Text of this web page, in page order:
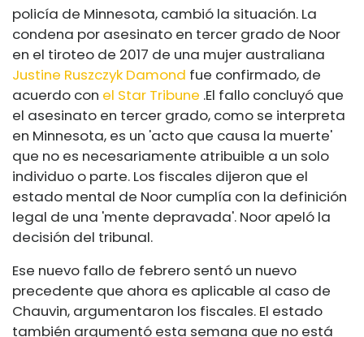
policía de Minnesota, cambió la situación. La
condena por asesinato en tercer grado de Noor
en el tiroteo de 2017 de una mujer australiana
Justine Ruszczyk Damond fue confirmado, de
acuerdo con el Star Tribune .El fallo concluyó que
el asesinato en tercer grado, como se interpreta
en Minnesota, es un 'acto que causa la muerte'
que no es necesariamente atribuible a un solo
individuo o parte. Los fiscales dijeron que el
estado mental de Noor cumplía con la definición
legal de una 'mente depravada'. Noor apeló la
decisión del tribunal.
Ese nuevo fallo de febrero sentó un nuevo
precedente que ahora es aplicable al caso de
Chauvin, argumentaron los fiscales. El estado
también argumentó esta semana que no está